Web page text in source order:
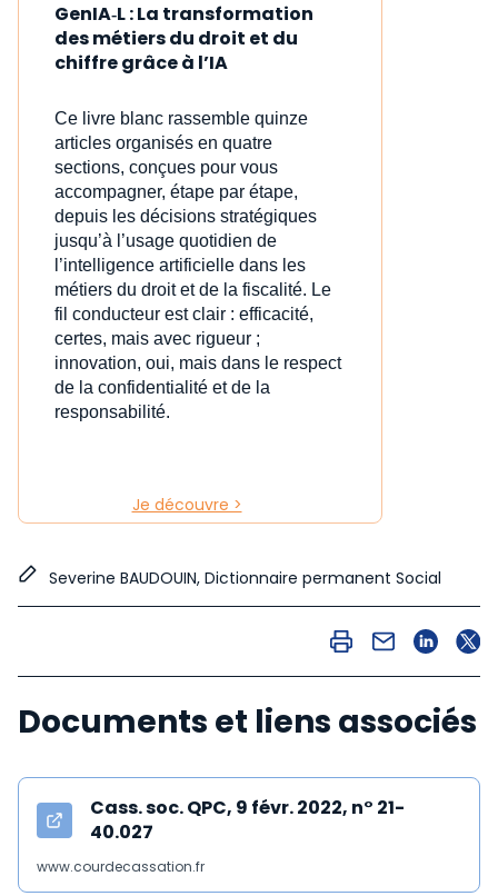
GenIA‑L : La transformation
des métiers du droit et du
chiffre grâce à l’IA
Ce livre blanc rassemble quinze
articles organisés en quatre
sections, conçues pour vous
accompagner, étape par étape,
depuis les décisions stratégiques
jusqu’à l’usage quotidien de
l’intelligence artificielle dans les
métiers du droit et de la fiscalité. Le
fil conducteur est clair : efficacité,
certes, mais avec rigueur ;
innovation, oui, mais dans le respect
de la confidentialité et de la
responsabilité.
Je découvre >
Severine BAUDOUIN, Dictionnaire permanent Social
Documents et liens associés
Cass. soc. QPC, 9 févr. 2022, n° 21-
40.027
www.courdecassation.fr